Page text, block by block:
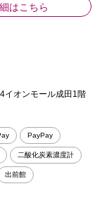
はこちら
イオンモール成田1階
PayPay
二酸化炭素濃度計
出前館